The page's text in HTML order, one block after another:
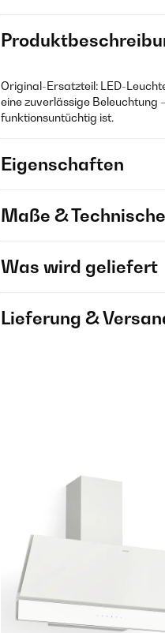
Original-Ersatzteil: LED-
eine zuverlässige Beleuchtung
funktionsuntüchtig ist.
Eigenschaften
Maße &
Was wird geliefert
Lieferung &